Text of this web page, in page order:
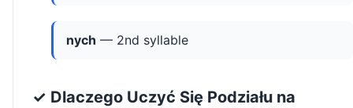
nych — 2nd syllable
✓ Dlaczego Uczyć Się Podziału na